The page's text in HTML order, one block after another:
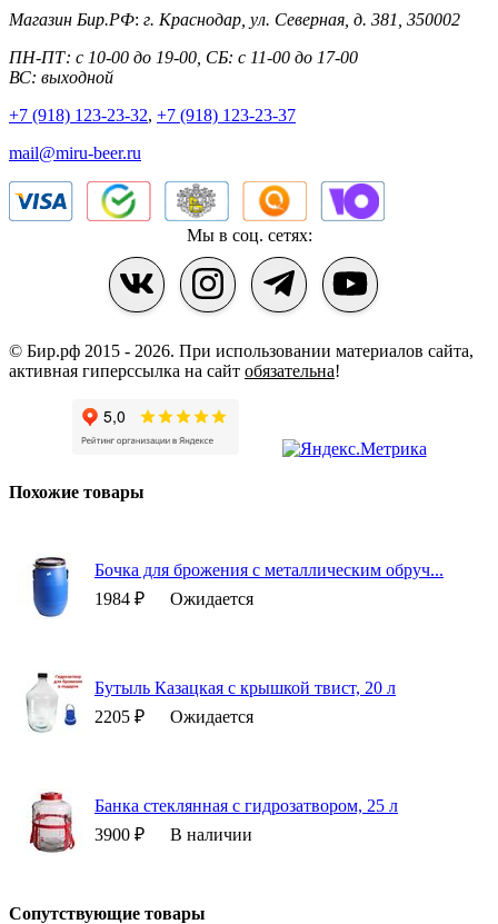
Магазин Бир.РФ: г. Краснодар ул. Северная, д. 381 350002
ПН-ПТ: с 10-00 до 19-00, СБ: с 11-00 до 17-00
ВС: выходной
+7 (918) 123-23-32, +7 (918) 123-23-37
mail@miru-beer.ru
Мы в соц. сетях:
© Бир.рф 2015 - 2026. При использовании материалов сайта,
активная гиперссылка на сайт обязательна!
Похожие товары
Бочка для брожения с металлическим обруч...
1984 ₽
Ожидается
Бутыль Казацкая с крышкой твист, 20 л
2205 ₽
Ожидается
Банка стеклянная с гидрозатвором, 25 л
3900 ₽
В наличии
Сопутствующие товары